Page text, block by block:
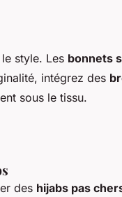
style. Les bonnets
intégrez des
sous le tissu.
des hijabs pas